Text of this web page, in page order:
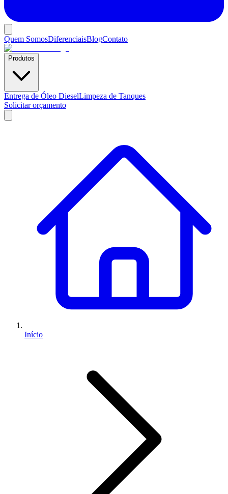
Quem SomosDiferenciaisBlogContato
Produtos
Entrega de Óleo DieselLimpeza de Tanques
Solicitar orçamento
Início